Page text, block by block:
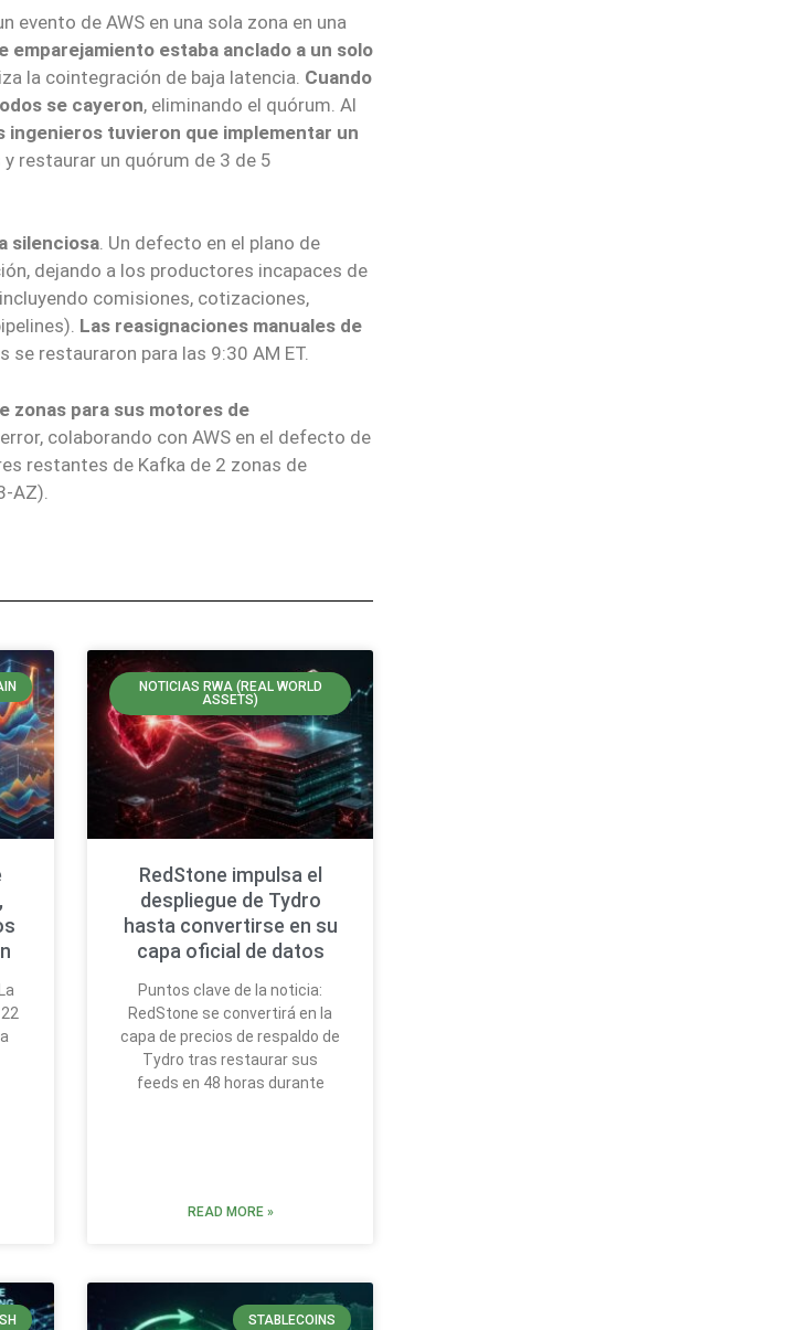
de AWS en una sola zona en una
emparejamiento estaba anclado a un solo
la cointegración de baja latencia. Cuando
se cayeron, eliminando el quórum. Al
ingenieros tuvieron que implementar un
restaurar un quórum de 3 de 5
silenciosa. Un defecto en el plano de
dejando a los productores incapaces de
comisiones, cotizaciones,
Las reasignaciones manuales de
se restauraron para las 9:30 AM ET.
zonas para sus motores de
colaborando con AWS en el defecto de
restantes de Kafka de 2 zonas de
AZ).
NOTICIAS RWA (REAL WORLD
ASSETS)
RedStone impulsa el
despliegue de Tydro
hasta convertirse en su
capa oficial de datos
Puntos clave de la noticia:
RedStone se convertirá en la
capa de precios de respaldo de
Tydro tras restaurar sus
feeds en 48 horas durante
READ MORE »
STABLECOINS